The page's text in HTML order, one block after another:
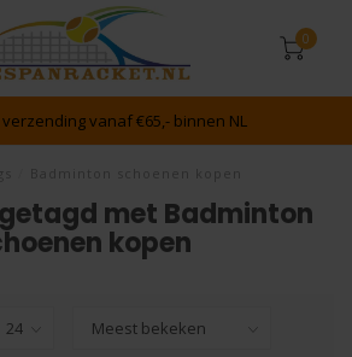
0
verzending vanaf €65,- binnen NL
met Badminton
kopen